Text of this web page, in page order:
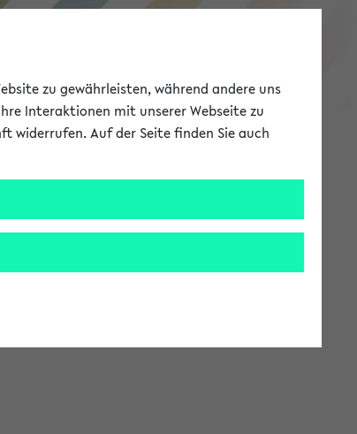
eKVV
Verfügung steht.
zu gewährleisten, während andere uns
Interaktionen mit unserer Webseite zu
widerrufen. Auf der Seite finden Sie auch